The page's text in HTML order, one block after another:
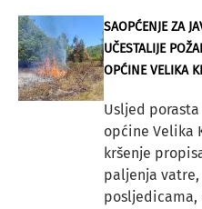
SAOPĆENJE ZA
UČESTALIJE
OPĆINE VELIKA
Usljed
općine Velika
kršenje
paljenja
posljedicama,